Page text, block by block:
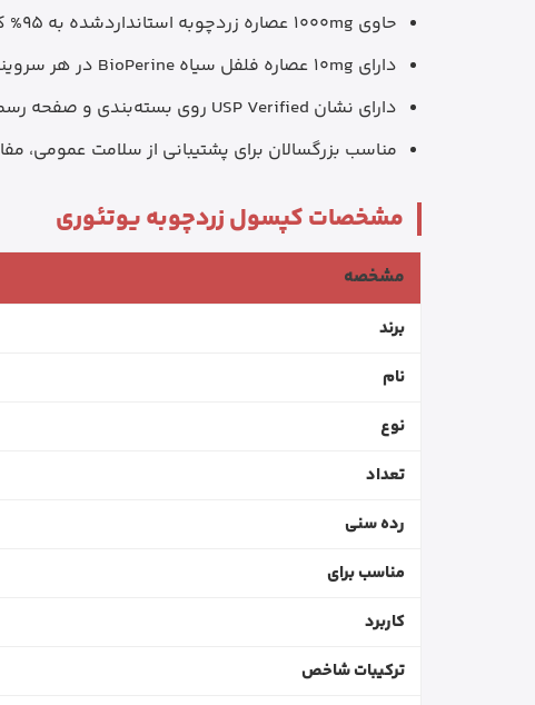
حاوی 1000mg عصاره زردچوبه استانداردشده به 95% کورکومینوئید در هر سروینگ طبق اطلاعات رسمی برند
دارای 10mg عصاره فلفل سیاه BioPerine در هر سروینگ طبق اطلاعات رسمی برند
دارای نشان USP Verified روی بسته‌بندی و صفحه رسمی برند
مناسب بزرگسالان برای پشتیبانی از سلامت
مشخصات کپسول زردچوبه یوتئوری
مشخصه
برند
نام
نوع
تعداد
رده سنی
مناسب برای
کاربرد
ترکیبات شاخص